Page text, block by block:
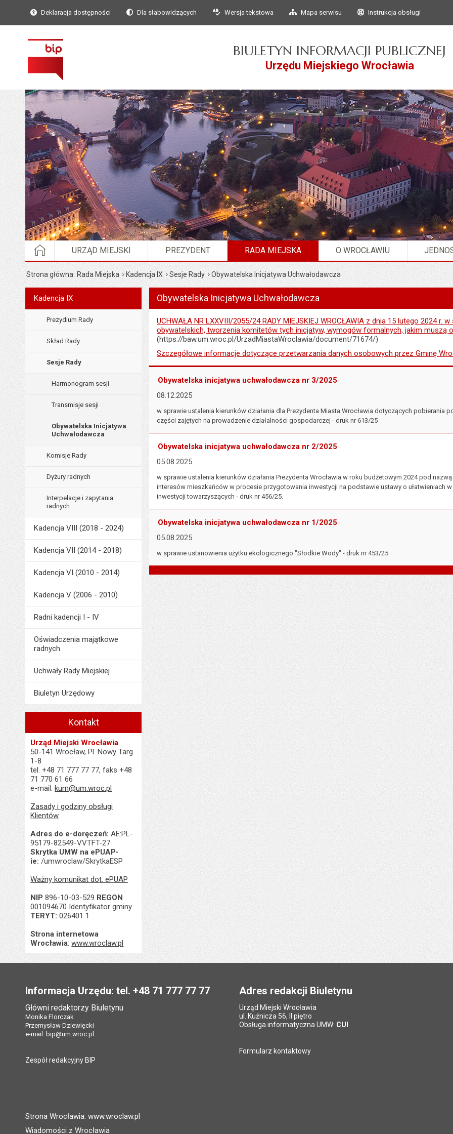
Przejdź do głównego
Przejdź do treści
Deklaracja dostępności Dla słabowidzących Wersja tekstowa Mapa serwisu Instrukcja obsługi
BIULETYN INFORMACJI PUBLICZNEJ
Urzędu Miejskiego Wrocławia
STRONA GŁÓWNA
URZĄD MIEJSKI PREZYDENT RADA MIEJSKA O WROCŁAWIU
Strona główna Rada Miejska Kadencja IX Sesje Rady Obywatelska Inicjatywa Uchwałodawcza
MenuRada Miejska
Kadencja IX
Prezydium Rady
Skład Rady
Sesje Rady
Harmonogram sesji
Transmisje sesji
Obywatelska Inicjatywa
Uchwałodawcza
Komisje Rady
Dyżury radnych
Interpelacje i zapytania
radnych
Kadencja VIII (2018 - 2024)
Kadencja VII (2014 - 2018)
Kadencja VI (2010 - 2014)
Kadencja V (2006 - 2010)
Radni kadencji I - IV
Oświadczenia majątkowe
radnych
Uchwały Rady Miejskiej
Biuletyn Urzędowy
Kontakt
Urząd Miejski Wrocławia
50-141 Wrocław, Pl. Nowy Targ
1-8
tel. +48 71 777 77 77, faks +48
71 770 61 66
e-mail:kum@um.wroc.pl
Zasady i godziny obsługi
Klientów
Adres do e-doręczeń: AE:PL-
95179-82549-VVTFT-27
Skrytka UMW na ePUAP-
ie: /umwroclaw/SkrytkaESP
Ważny komunikat dot. ePUAP
NIP 896-10-03-529 REGON
001094670 Identyfikator gminy
TERYT: 026401 1
Strona internetowa
Wrocławia:www.wroclaw.pl
Obywatelska Inicjatywa Uchwałodawcza
UCHWAŁA NR LXXVIII/2055/24 RADY MIEJSKIEJ WROCŁAWIA z dnia 15 lutego 2024
obywatelskich, tworzenia komitetów tych inicjatyw, wymogów formalnych, jakim muszą
(https://baw.um.wroc.pl/UrzadMiastaWroclawia/document/71674/)
Szczegółowe informacje dotyczące przetwarzania danych osobowych przez Gminę
Obywatelska inicjatywa uchwałodawcza nr 3/2025
08.12.2025
w sprawie ustalenia kierunków działania dla Prezydenta Miasta Wrocławia dotyczących
części zajętych na prowadzenie działalności gospodarczej - druk nr 613/25
Obywatelska inicjatywa uchwałodawcza nr 2/2025
05.08.2025
w sprawie ustalenia kierunków działania Prezydenta Wrocławia w roku budżetowym 2024 pod
interesów mieszkańców w procesie przygotowania inwestycji na podstawie ustawy o ułatwieniach
inwestycji towarzyszących - druk nr 456/25.
Obywatelska inicjatywa uchwałodawcza nr 1/2025
05.08.2025
w sprawie ustanowienia użytku ekologicznego "Słodkie Wody" - druk nr 453/25
Informacja Urzędu: tel. +48 71 777 77 77
Główni redaktorzy Biuletynu
Monika Florczak
Przemysław Dziewięcki
e-mail: bip@um.wroc.pl
Zespół redakcyjny BIP
Adres redakcji Biuletynu
Urząd Miejski Wrocławia
ul. Kuźnicza 56, II piętro
Obsługa informatyczna UMW: CUI
Formularz kontaktowy
Strona Wrocławia: www.wroclaw.pl
Wiadomości z Wrocławia